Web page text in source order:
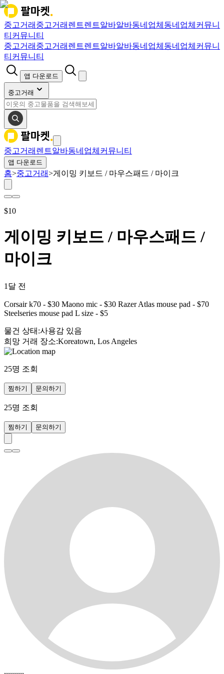
중고거래 중고거래 렌트렌트알바알바동네업체 동네업체 커뮤니
티 커뮤니티
중고거래 중고거래 렌트렌트알바알바동네업체 동네업체 커뮤니
티 커뮤니티
앱 다운로드
중고거래
중고거래 렌트알바동네업체 커뮤니티
앱 다운로드
홈>중고거래>게이밍 키보드 / 마우스패드 / 마이크
$10
게이밍 키보드 / 마우스패드 /
마이크
1달 전
Corsair k70 - $30 Maono mic - $30 Razer Atlas mouse pad - $70
Steelseries mouse pad L size - $5
물건 상태 :사용감 있음
희망 거래 장소:Koreatown, Los Angeles
25명 조회
찜하기 문의하기
25명 조회
찜하기 문의하기